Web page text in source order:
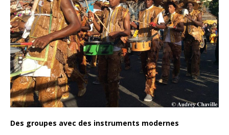
Des groupes avec des instruments modernes